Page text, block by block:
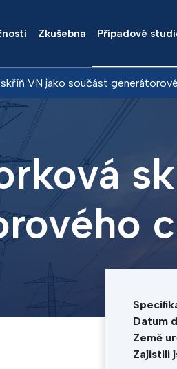
Zkušebna Případové
VN jako součást
Datum
Země
Zajistili